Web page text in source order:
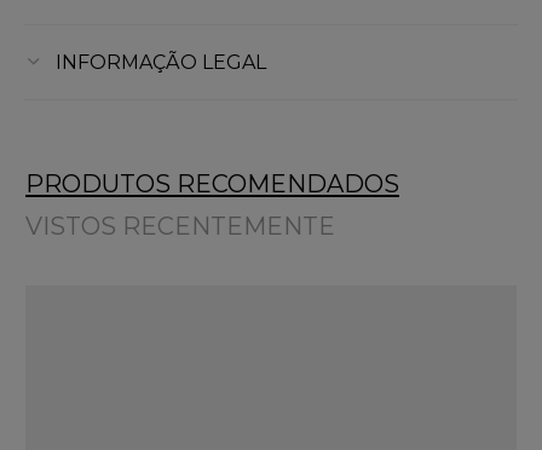
INFORMAÇÃO LEGAL
PRODUTOS RECOMENDADOS
VISTOS RECENTEMENTE